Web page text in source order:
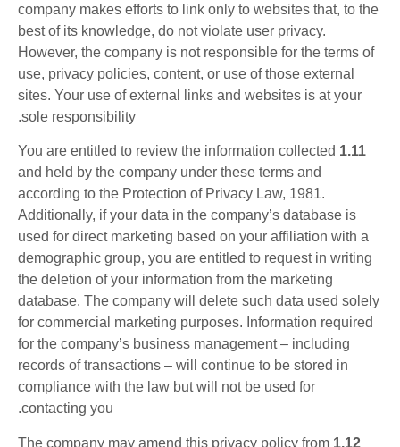
company makes efforts to link only to websites that, to the
best of its knowledge, do not violate user privacy.
However, the company is not responsible for the terms of
use, privacy policies, content, or use of those external
sites. Your use of external links and websites is at your
sole responsibility.
1.11
You are entitled to review the information collected
and held by the company under these terms and
according to the Protection of Privacy Law, 1981.
Additionally, if your data in the company’s database is
used for direct marketing based on your affiliation with a
demographic group, you are entitled to request in writing
the deletion of your information from the marketing
database. The company will delete such data used solely
for commercial marketing purposes. Information required
for the company’s business management – including
records of transactions – will continue to be stored in
compliance with the law but will not be used for
contacting you.
1.12
The company may amend this privacy policy from